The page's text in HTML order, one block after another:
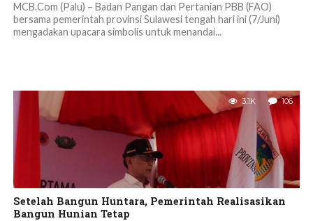
MCB.Com (Palu) – Badan Pangan dan Pertanian PBB (FAO)
bersama pemerintah provinsi Sulawesi tengah hari ini (7/Juni)
mengadakan upacara simbolis untuk menandai...
3.1K 106
Setelah Bangun Huntara, Pemerintah Realisasikan
Bangun Hunian Tetap